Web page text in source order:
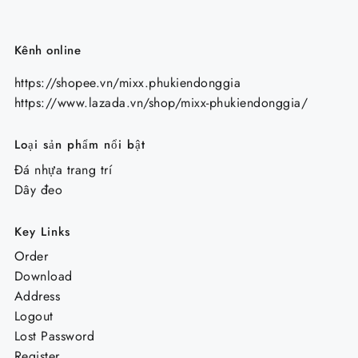
Kênh online
https://shopee.vn/mixx.phukiendonggia
https://www.lazada.vn/shop/mixx-phukiendonggia/
Loại sản phẩm nổi bật
Đá nhựa trang trí
Dây đeo
Key Links
Order
Download
Address
Logout
Lost Password